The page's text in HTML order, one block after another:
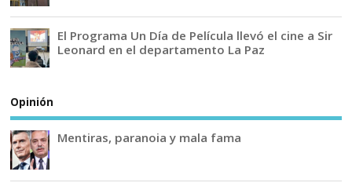
El Programa Un Día de Película llevó el cine a Sir
Leonard en el departamento La Paz
Opinión
Mentiras, paranoia y mala fama